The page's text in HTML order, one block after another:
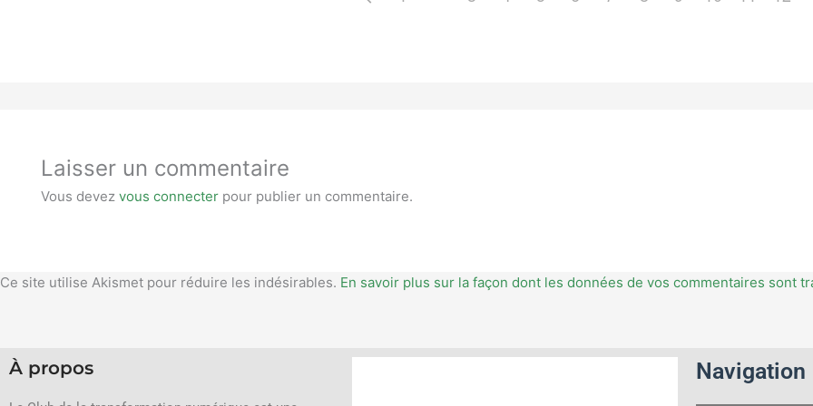
Laisser un commentaire
Vous devez vous connecter pour publier un commentaire.
Ce site utilise Akismet pour réduire les indésirables. En savoir plus sur la façon dont les données de vos commentaires sont
À propos Navigation